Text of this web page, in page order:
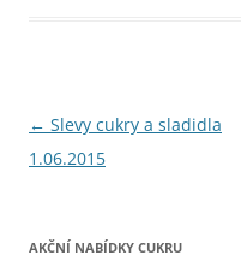
Navigace
pro
← Slevy cukry a sladidla
1.06.2015
AKČNÍ NABÍDKY CUKRU